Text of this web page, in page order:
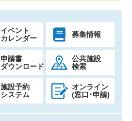
イベント
カレンダー
募集情報
申請書
ダウンロード
公共施設
検索
施設予約
システム
オンライン
(窓口･申請)